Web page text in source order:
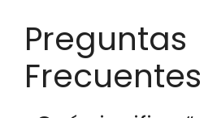
Preguntas
Frecuentes